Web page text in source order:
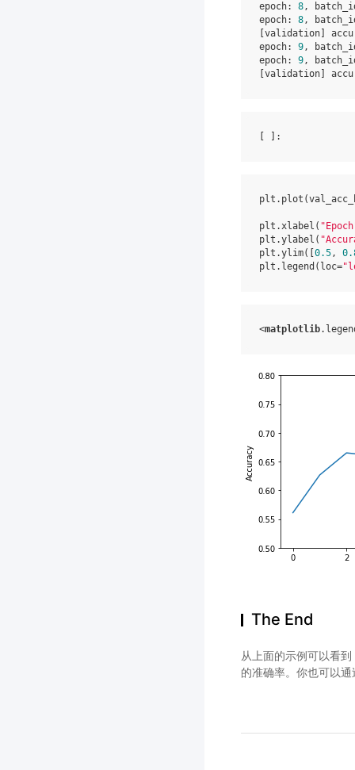
epoch: 8,
epoch: 8,
[validation]
epoch: 9,
epoch: 9,
[validation]
plt . plot (
plt .xlabel (
plt .ylabel (
plt .ylim([ 0.5,
plt . legend ( loc=
<matplotlib
The End
从上面的示例可以看
的准确率。你也可以